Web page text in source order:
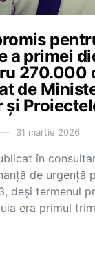
a primei
270.000
de
31 martie 2026
în
de urgență
deși termenul
era primul